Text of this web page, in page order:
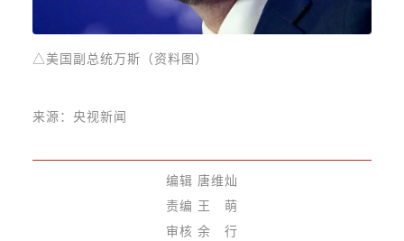
△美国副总统万斯（资料图）
来源：央视新闻
编辑 唐维灿
责编 王 萌
审核 余 行